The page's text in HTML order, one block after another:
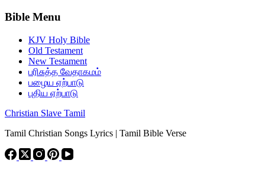
Bible Menu
KJV Holy Bible
Old Testament
New Testament
பரிசுத்த வேதாகமம்
பழைய ஏற்பாடு
புதிய ஏற்பாடு
Christian Slave Tamil
Tamil Christian Songs Lyrics | Tamil Bible Verse